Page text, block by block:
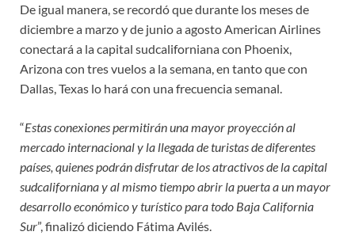
De igual manera, se recordó que durante los meses de
diciembre a marzo y de junio a agosto American Airlines
conectará a la capital sudcaliforniana con Phoenix,
Arizona con tres vuelos a la semana, en tanto que con
Dallas, Texas lo hará con una frecuencia semanal.
“Estas conexiones permitirán una mayor proyección al
mercado internacional y la llegada de turistas de diferentes
países, quienes podrán disfrutar de los atractivos de la capital
sudcaliforniana y al mismo tiempo abrir la puerta a un mayor
desarrollo económico y turístico para todo Baja California
Sur”, finalizó diciendo Fátima Avilés.